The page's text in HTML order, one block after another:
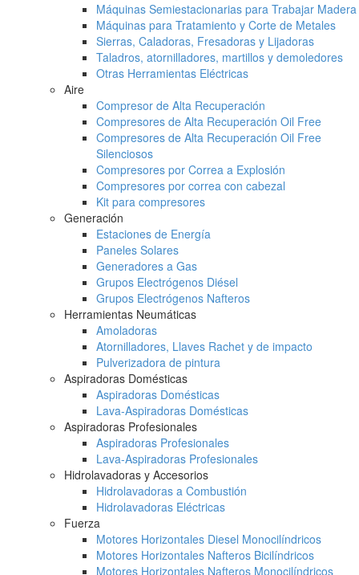
Máquinas Semiestacionarias para Trabajar Madera
Máquinas para Tratamiento y Corte de Metales
Sierras, Caladoras, Fresadoras y Lijadoras
Taladros, atornilladores, martillos y demoledores
Otras Herramientas Eléctricas
Aire
Compresor de Alta Recuperación
Compresores de Alta Recuperación Oil Free
Compresores de Alta Recuperación Oil Free
Silenciosos
Compresores por Correa a Explosión
Compresores por correa con cabezal
Kit para compresores
Generación
Estaciones de Energía
Paneles Solares
Generadores a Gas
Grupos Electrógenos Diésel
Grupos Electrógenos Nafteros
Herramientas Neumáticas
Amoladoras
Atornilladores, Llaves Rachet y de impacto
Pulverizadora de pintura
Aspiradoras Domésticas
Aspiradoras Domésticas
Lava-Aspiradoras Domésticas
Aspiradoras Profesionales
Aspiradoras Profesionales
Lava-Aspiradoras Profesionales
Hidrolavadoras y Accesorios
Hidrolavadoras a Combustión
Hidrolavadoras Eléctricas
Fuerza
Motores Horizontales Diesel Monocilíndricos
Motores Horizontales Nafteros Bicilíndricos
Motores Horizontales Nafteros Monocilíndricos